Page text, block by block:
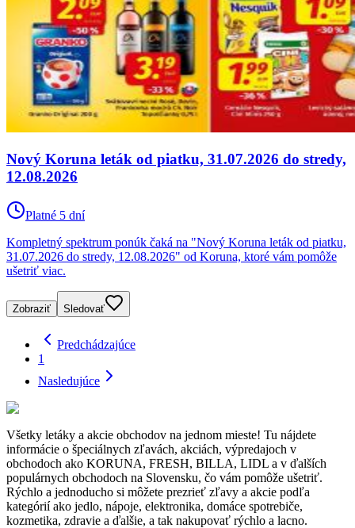
Nový Koruna leták od piatku, 31.07.2026 do stredy,
12.08.2026
Platné 5 dní
Kompletný spektrum ponúk čaká na "Nový Koruna leták od piatku,
31.07.2026 do stredy, 12.08.2026" od Koruna, ktoré vám pomôže
ušetriť viac.
Zobraziť Sledovať
Predchádzajúce
1
Nasledujúce
Všetky letáky a akcie obchodov na jednom mieste! Tu nájdete
informácie o špeciálnych zľavách, akciách, výpredajoch v
obchodoch ako KORUNA, FRESH, BILLA, LIDL a v ďalších
populárnych obchodoch na Slovensku, čo vám pomôže ušetriť.
Rýchlo a jednoducho si môžete prezrieť zľavy a akcie podľa
kategórií ako jedlo, nápoje, elektronika, domáce spotrebiče,
kozmetika, zdravie a ďalšie, a tak nakupovať rýchlo a lacno.